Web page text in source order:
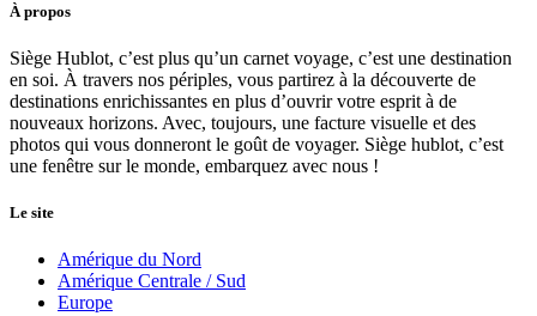
À propos
Siège Hublot, c’est plus qu’un carnet voyage, c’est une destination
en soi. À travers nos périples, vous partirez à la découverte de
destinations enrichissantes en plus d’ouvrir votre esprit à de
nouveaux horizons. Avec, toujours, une facture visuelle et des
photos qui vous donneront le goût de voyager. Siège hublot, c’est
une fenêtre sur le monde, embarquez avec nous !
Le site
Amérique du Nord
Amérique Centrale / Sud
Europe